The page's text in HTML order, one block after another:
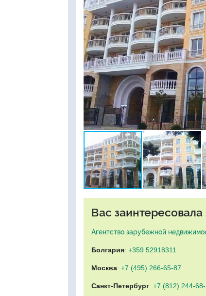
Вас заинтересовала
Агентство зарубежной
Болгария: +359 52918311
Москва: +7 (495) 266-65-87
Санкт-Петербург: +7 (812) 244-